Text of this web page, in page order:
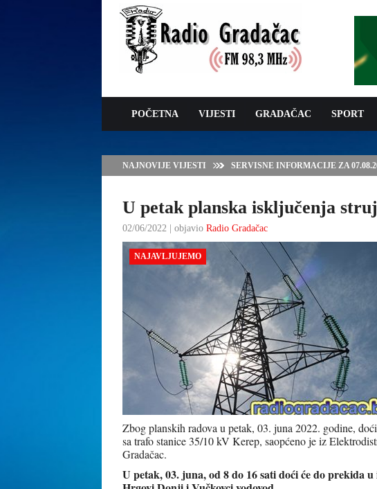
POČETNA VIJESTI GRADAČAC SPORT
NAJNOVIJE VIJESTI SERVISNE INFORMACIJE ZA
U petak planska isključenja
02/06/2022 | objavio Radio Gradačac
NAJAVLJUJEMO
Zbog planskih radova u petak, 03. juna 2022. godine,
sa trafo stanice 35/10 kV Kerep, saopćeno je iz
Gradačac.
U petak, 03. juna, od 8 do 16 sati doći će do prekida